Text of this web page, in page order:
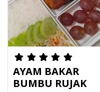
AYAM BAKAR
BUMBU RUJAK